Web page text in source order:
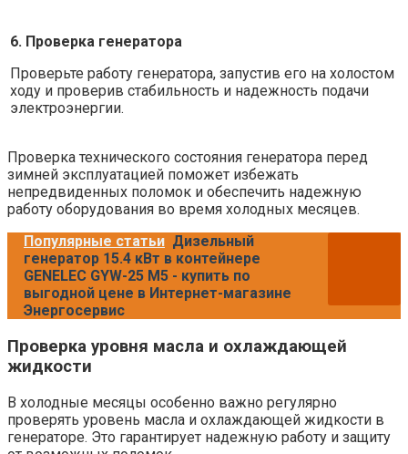
6. Проверка генератора
Проверьте работу генератора, запустив его на холостом
ходу и проверив стабильность и надежность подачи
электроэнергии.
Проверка технического состояния генератора перед
зимней эксплуатацией поможет избежать
непредвиденных поломок и обеспечить надежную
работу оборудования во время холодных месяцев.
Популярные статьи Дизельный
генератор 15.4 кВт в контейнере
GENELEC GYW-25 M5 - купить по
выгодной цене в Интернет-магазине
Энергосервис
Проверка уровня масла и охлаждающей
жидкости
В холодные месяцы особенно важно регулярно
проверять уровень масла и охлаждающей жидкости в
генераторе. Это гарантирует надежную работу и защиту